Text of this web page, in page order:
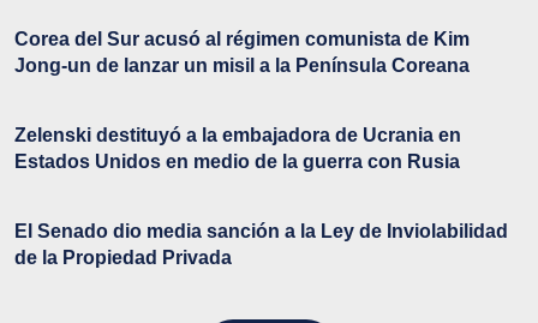
Corea del Sur acusó al régimen comunista de Kim
Jong-un de lanzar un misil a la Península Coreana
Zelenski destituyó a la embajadora de Ucrania en
Estados Unidos en medio de la guerra con Rusia
El Senado dio media sanción a la Ley de Inviolabilidad
de la Propiedad Privada